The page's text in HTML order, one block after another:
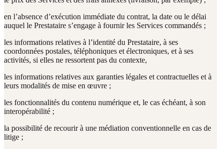
en l’absence d’exécution immédiate du contrat, la date ou le délai
auquel le Prestataire s’engage à fournir les Services commandés ;
les informations relatives à l’identité du Prestataire, à ses
coordonnées postales, téléphoniques et électroniques, et à ses
activités, si elles ne ressortent pas du contexte,
les informations relatives aux garanties légales et contractuelles et à
leurs modalités de mise en œuvre ;
les fonctionnalités du contenu numérique et, le cas échéant, à son
interopérabilité ;
la possibilité de recourir à une médiation conventionnelle en cas de
litige ;